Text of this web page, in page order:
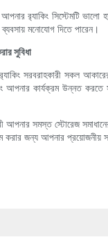
আপনার র‍্যাকিং সিস্টেমটি
মনোযোগ দিতে পারেন।
সুবিধা
সরবরাহকারী সকল
কার্যক্রম উন্নত করতে
আপনার সমস্ত স্টোরেজ
করার জন্য আপনার প্রয়োজনীয়